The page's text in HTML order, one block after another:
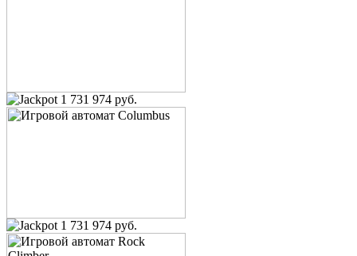
1 731 974 руб.
1 731 974 руб.